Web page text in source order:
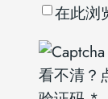
在此浏
看不清？